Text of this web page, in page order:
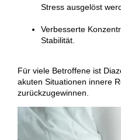
Stress ausgelöst
Verbesserte
Stabilität.
Für viele Betroffene ist
akuten Situationen innere
zurückzugewinnen.